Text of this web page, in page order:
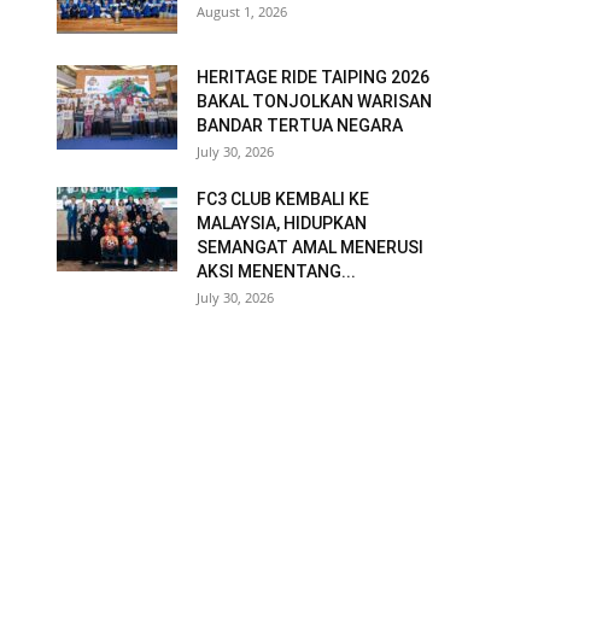
August 1, 2026
HERITAGE RIDE TAIPING 2026
BAKAL TONJOLKAN WARISAN
BANDAR TERTUA NEGARA
July 30, 2026
FC3 CLUB KEMBALI KE
MALAYSIA, HIDUPKAN
SEMANGAT AMAL MENERUSI
AKSI MENENTANG...
July 30, 2026